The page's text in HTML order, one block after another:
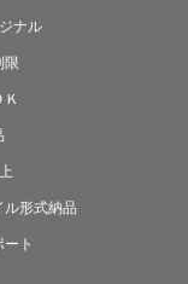
ナル
限
形式納品
ト